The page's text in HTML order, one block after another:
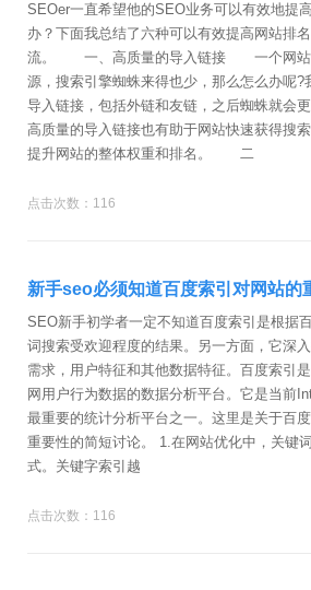
SEOer一直希望他的SEO业务可以有效地提
办？下面我总结了六种可以有效提高网站排
流。 一、高质量的导入链接 一个网站
源，搜索引擎蜘蛛来得也少，那么怎么办呢?
导入链接，包括外链和友链，之后蜘蛛就会
高质量的导入链接也有助于网站快速获得搜
提升网站的整体权重和排名。 二
点击次数：116
新手seo必须知道百度索引对网站的
SEO新手初学者一定不知道百度索引是根据
词搜索受欢迎程度的结果。另一方面，它深
需求，用户特征和其他数据特征。百度索引
网用户行为数据的数据分析平台。它是当前
最重要的统计分析平台之一。这里是关于百
重要性的简短讨论。 1.在网站优化中，关键
式。关键字索引越
点击次数：116